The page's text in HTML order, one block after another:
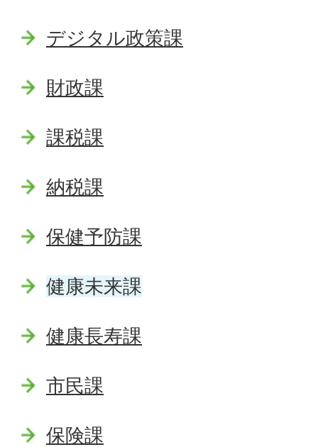
デジタル政策課
財政課
課税課
納税課
保健予防課
健康未来課
健康長寿課
市民課
保険課